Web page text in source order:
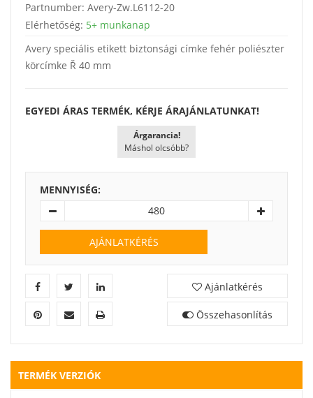
Partnumber: Avery-Zw.L6112-20
Elérhetőség: 5+ munkanap
Avery speciális etikett biztonsági címke fehér poliészter
körcímke Ř 40 mm
EGYEDI ÁRAS TERMÉK, KÉRJE ÁRAJÁNLATUNKAT!
Árgarancia!
Máshol olcsóbb?
MENNYISÉG:
AJÁNLATKÉRÉS
Ajánlatkérés
Összehasonlítás
TERMÉK VERZIÓK